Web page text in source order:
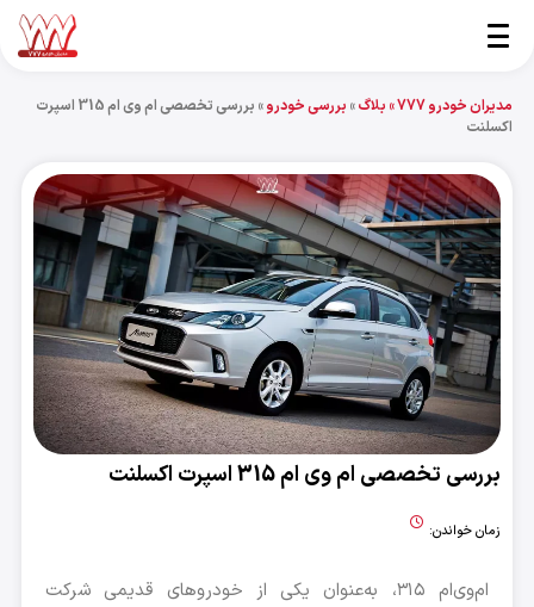
مدیران خودرو 777 » بلاگ» بررسی خودرو»
بررسی تخصصی ام وی ام 315 اسپرت
اکسلنت
بررسی تخصصی ام وی ام 315 اسپرت اکسلنت
زمان خواندن:
ام‌وی‌ام ۳۱۵، به‌عنوان یکی از خودروهای قدیمی شرکت